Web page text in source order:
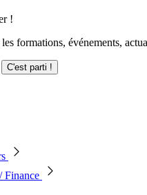
!
formations, événements,
C'est parti !
Finance